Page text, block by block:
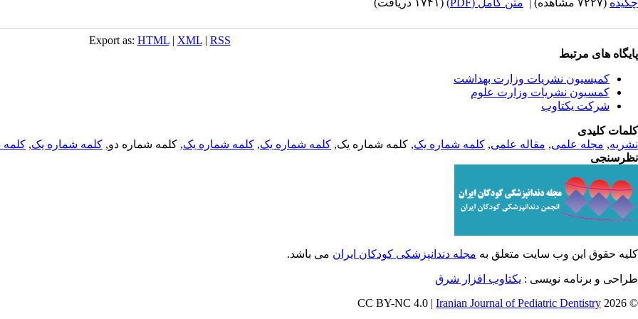
چکیده (۷۲۲۷ مشاهده) متن کامل (PDF) (۱۷۴۱ دریافت)
Export as: HTML| XML| RSS
پایگاه های مرتبط
کمیسیون نشریات وزارت بهداشت
کمسیون نشریات وزارت علوم
شرکت یکتاوب
کلمات کلیدی
نشریه, مجله علمی, مقاله علمی, کلمه شماره یک, کلمه شماره یک, کلمه شماره یک, کلمه شماره یک, کلمه شماره دو, کلمه شماره یک, کلمه
نظرسنجی
کلیه حقوق این وب سایت متعلق به مجله دندانپزشکی کودکان ایران می باشد.
طراحی و برنامه نویسی : یکتاوب افزار شرق
© 2026 CC BY-NC 4.0 |
Iranian Journal of Pediatric Dentistry